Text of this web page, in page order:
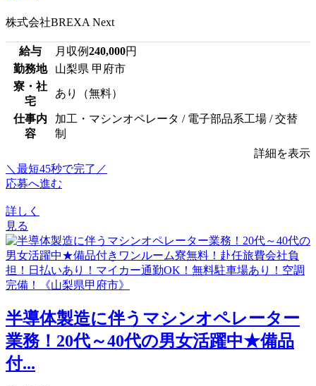
株式会社BREXA Next
給与 月収例240,000円
勤務地
山梨県 甲府市
寮・社
宅
あり（無料）
仕事内
容
加工・マシンオペレータ / 電子部品系工場 / 交替
制
詳細を表示
＼最短45秒で完了／
応募へ進む
詳しく
見る
半導体製造に伴うマシンオペレーター
業務！20代～40代の男女活躍中★備品
付...